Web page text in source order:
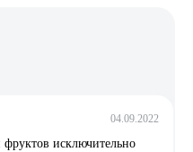
04.09.2022
исключительно